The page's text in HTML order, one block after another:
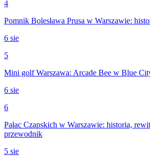
4
Pomnik Bolesława Prusa w Warszawie:
6 sie
5
Mini golf Warszawa: Arcade Bee w Blue
6 sie
6
Pałac Czapskich w Warszawie: historia,
przewodnik
5 sie